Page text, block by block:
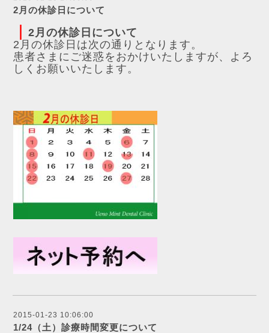
2月の休診日について
2月の休診日について
2月の休診日は次の通りとなります。
患者さまにご迷惑をおかけいたしますが、よろ
しくお願いいたします。
2015-01-23 10:06:00
1/24（土）診療時間変更について